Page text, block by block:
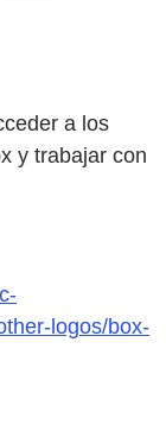
a los
y trabajar con
logos/box-